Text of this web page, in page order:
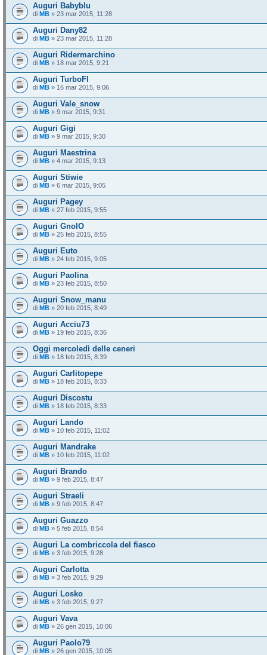
Auguri Babyblu
di MB » 23 mar 2015, 11:28
Auguri Dany82
di MB » 23 mar 2015, 11:28
Auguri Ridermarchino
di MB » 18 mar 2015, 9:21
Auguri TurboFl
di MB » 16 mar 2015, 9:06
Auguri Vale_snow
di MB » 9 mar 2015, 9:31
Auguri Gigi
di MB » 9 mar 2015, 9:30
Auguri Maestrina
di MB » 4 mar 2015, 9:13
Auguri Stiwie
di MB » 6 mar 2015, 9:05
Auguri Pagey
di MB » 27 feb 2015, 9:55
Auguri GnolO
di MB » 25 feb 2015, 8:55
Auguri Euto
di MB » 24 feb 2015, 9:05
Auguri Paolina
di MB » 23 feb 2015, 8:50
Auguri Snow_manu
di MB » 20 feb 2015, 8:49
Auguri Acciu73
di MB » 19 feb 2015, 8:36
Oggi mercoledì delle ceneri
di MB » 18 feb 2015, 8:39
Auguri Carlitopepe
di MB » 18 feb 2015, 8:33
Auguri Discostu
di MB » 18 feb 2015, 8:33
Auguri Lando
di MB » 10 feb 2015, 11:02
Auguri Mandrake
di MB » 10 feb 2015, 11:02
Auguri Brando
di MB » 9 feb 2015, 8:47
Auguri Straeli
di MB » 9 feb 2015, 8:47
Auguri Guazzo
di MB » 5 feb 2015, 8:54
Auguri La combriccola del fiasco
di MB » 3 feb 2015, 9:28
Auguri Carlotta
di MB » 3 feb 2015, 9:29
Auguri Losko
di MB » 3 feb 2015, 9:27
Auguri Vava
di MB » 26 gen 2015, 10:06
Auguri Paolo79
di MB » 26 gen 2015, 10:05